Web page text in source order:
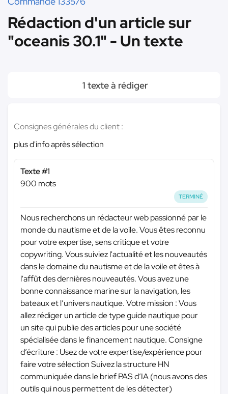
Rédaction d'un article sur
"oceanis 30.1" - Un texte
1 texte à rédiger
Consignes générales du client :
plus d'info après sélection
Texte #1
900 mots
TERMINÉ
Nous recherchons un rédacteur web passionné par le
monde du nautisme et de la voile. Vous êtes reconnu
pour votre expertise, sens critique et votre
copywriting. Vous suiviez l'actualité et les nouveautés
dans le domaine du nautisme et de la voile et êtes à
l'affût des dernières nouveautés. Vous avez une
bonne connaissance marine sur la navigation, les
bateaux et l’univers nautique. Votre mission : Vous
allez rédiger un article de type guide nautique pour
un site qui publie des articles pour une société
spécialisée dans le financement nautique. Consigne
d’écriture : Usez de votre expertise/expérience pour
faire votre sélection Suivez la structure HN
communiquée dans le brief PAS d’IA (nous avons des
outils qui nous permettent de les détecter)